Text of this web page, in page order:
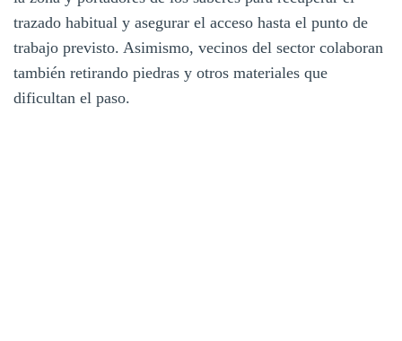
trazado habitual y asegurar el acceso hasta el punto de
trabajo previsto. Asimismo, vecinos del sector colaboran
también retirando piedras y otros materiales que
dificultan el paso.